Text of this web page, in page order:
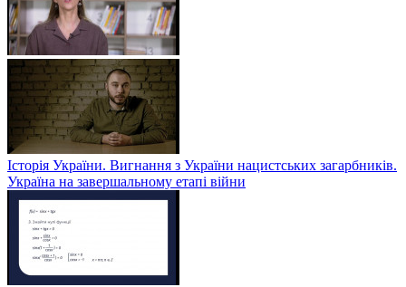
Історія України. Вигнання з України нацистських загарбників.
Україна на завершальному етапі війни